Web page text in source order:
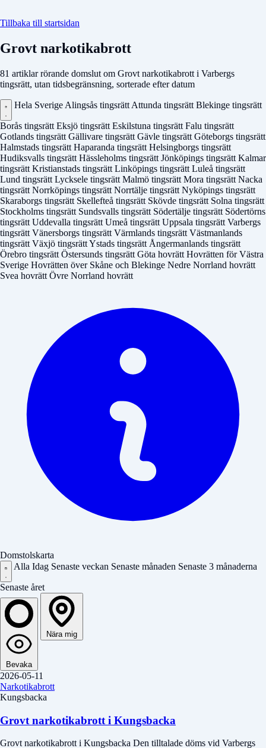
Tillbaka till startsidan
Grovt narkotikabrott
81 artiklar rörande domslut om Grovt narkotikabrott i Varbergs
tingsrätt, utan tidsbegränsning, sorterade efter datum
Hela Sverige Alingsås tingsrätt Attunda tingsrätt Blekinge tingsrätt
Borås tingsrätt Eksjö tingsrätt Eskilstuna tingsrätt Falu tingsrätt
Gotlands tingsrätt Gällivare tingsrätt Gävle tingsrätt Göteborgs tingsrätt
Halmstads tingsrätt Haparanda tingsrätt Helsingborgs tingsrätt
Hudiksvalls tingsrätt Hässleholms tingsrätt Jönköpings tingsrätt Kalmar
tingsrätt Kristianstads tingsrätt Linköpings tingsrätt Luleå tingsrätt
Lund tingsrätt Lycksele tingsrätt Malmö tingsrätt Mora tingsrätt Nacka
tingsrätt Norrköpings tingsrätt Norrtälje tingsrätt Nyköpings tingsrätt
Skaraborgs tingsrätt Skellefteå tingsrätt Skövde tingsrätt Solna tingsrätt
Stockholms tingsrätt Sundsvalls tingsrätt Södertälje tingsrätt Södertörns
tingsrätt Uddevalla tingsrätt Umeå tingsrätt Uppsala tingsrätt Varbergs
tingsrätt Vänersborgs tingsrätt Värmlands tingsrätt Västmanlands
tingsrätt Växjö tingsrättYstads tingsrätt Ångermanlands tingsrätt
Örebro tingsrätt Östersunds tingsrätt Göta hovrätt Hovrätten för Västra
Sverige Hovrätten över Skåne och Blekinge Nedre Norrland hovrätt
Svea hovrätt Övre Norrland hovrätt
Domstolskarta
Alla Idag Senaste veckan Senaste månaden Senaste 3 månaderna
Senaste året
Bevaka
Nära mig
2026-05-11
Narkotikabrott
Kungsbacka
Grovt narkotikabrott i Kungsbacka
Grovt narkotikabrott i Kungsbacka Den tilltalade döms vid Varbergs